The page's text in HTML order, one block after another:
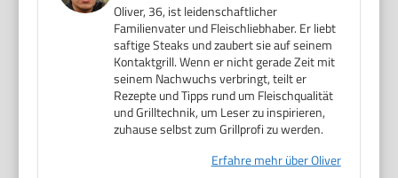
Oliver, 36, ist leidenschaftlicher
Familienvater und Fleischliebhaber. Er liebt
saftige Steaks und zaubert sie auf seinem
Kontaktgrill. Wenn er nicht gerade Zeit mit
seinem Nachwuchs verbringt, teilt er
Rezepte und Tipps rund um Fleischqualität
und Grilltechnik, um Leser zu inspirieren,
zuhause selbst zum Grillprofi zu werden.
Erfahre mehr über Oliver